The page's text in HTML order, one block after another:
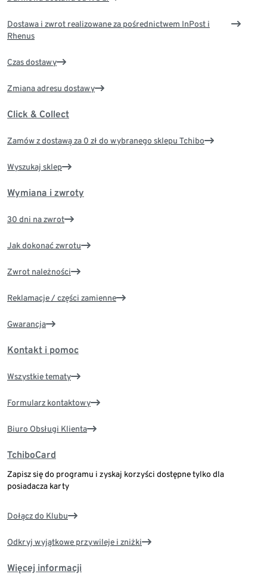
Dostawa i zwrot realizowane za pośrednictwem InPost i
Rhenus
Czas dostawy
Zmiana adresu dostawy
Click & Collect
Zamów z dostawą za 0 zł do wybranego sklepu Tchibo
Wyszukaj sklep
Wymiana i zwroty
30 dni na zwrot
Jak dokonać zwrotu
Zwrot należności
Reklamacje / części zamienne
Gwarancja
Kontakt i pomoc
Wszystkie tematy
Formularz kontaktowy
Biuro Obsługi Klienta
TchiboCard
Zapisz się do programu i zyskaj korzyści dostępne tylko dla
posiadacza karty
Dołącz do Klubu
Odkryj wyjątkowe przywileje i zniżki
Więcej informacji